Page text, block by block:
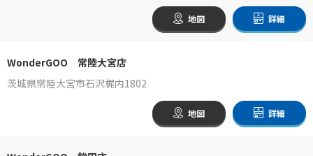
地図 詳細
WonderGOO 常陸大宮店
茨城県常陸大宮市石沢梶内1802
地図 詳細